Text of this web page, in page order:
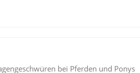
bei Pferden und Ponys